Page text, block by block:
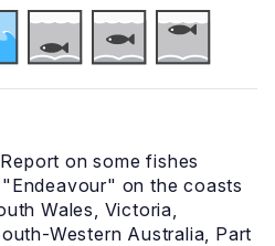
on some fishes
on the coasts
Wales, Victoria,
Western Australia, Part